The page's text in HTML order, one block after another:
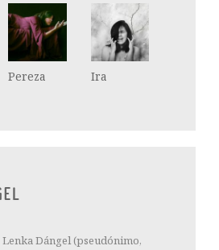
Pereza Ira
Lenka Dángel (pseudónimo,